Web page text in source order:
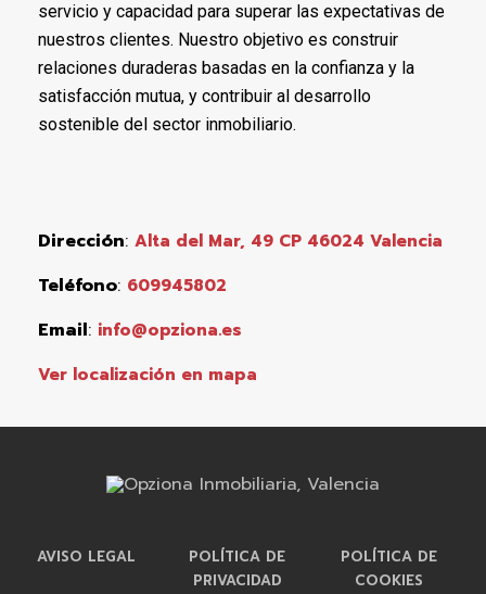
servicio y capacidad para superar las expectativas de
nuestros clientes. Nuestro objetivo es construir
relaciones duraderas basadas en la confianza y la
satisfacción mutua, y contribuir al desarrollo
sostenible del sector inmobiliario.
Dirección: Alta del Mar, 49 CP 46024 Valencia
Teléfono: 609945802
Email: info@opziona.es
Ver localización en mapa
AVISO LEGAL
POLÍTICA DE
PRIVACIDAD
POLÍTICA DE
COOKIES